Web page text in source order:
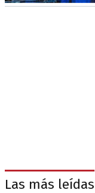
Las más leídas